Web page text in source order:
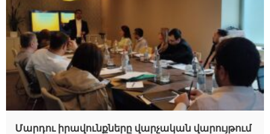
Մարդու իրավունքները վարչական վարույթում